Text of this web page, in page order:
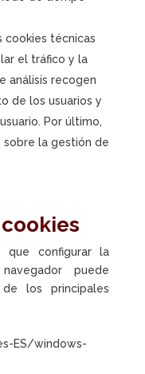
cookies técnicas
el tráfico y la
análisis recogen
de los usuarios y
Por último,
sobre la gestión de
configurar la
puede
los principales
ES/windows-